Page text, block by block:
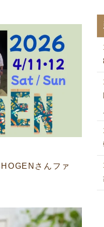
さんファ